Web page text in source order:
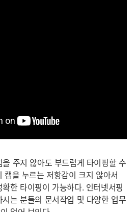
주지 않아도 부드럽게 타이핑할 수
캡을 누르는 저항감이 크지 않아서
한 타이핑이 가능하다. 인터넷서핑
는 분들의 문서작업 및 다양한 업무